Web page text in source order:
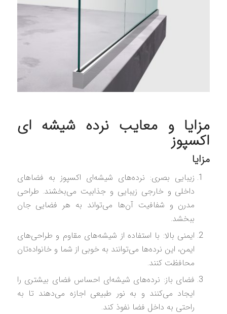
مزایا و معایب نرده شیشه ای
اکسپوز
مزایا
زیبایی بصری: نرده‌های شیشه‌ای اکسپوز به فضاهای
داخلی و خارجی زیبایی و جذابیت می‌بخشند. طراحی
مدرن و شفافیت آن‌ها می‌تواند به هر فضایی جان
ببخشد.
ایمنی بالا: با استفاده از شیشه‌های مقاوم و طراحی‌های
ایمن، این نرده‌ها می‌توانند به خوبی از شما و خانواده‌تان
محافظت کنند.
فضای باز: نرده‌های شیشه‌ای احساس فضای بیشتری را
ایجاد می‌کنند و به نور طبیعی اجازه می‌دهند تا به
راحتی به داخل فضا نفوذ کند.